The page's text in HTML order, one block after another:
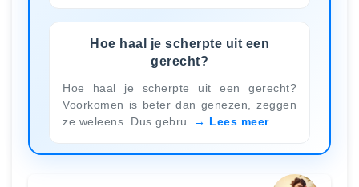
Hoe haal je scherpte uit een
gerecht?
Hoe haal je scherpte uit een gerecht?
Voorkomen is beter dan genezen, zeggen
ze weleens. Dus gebru
Lees meer